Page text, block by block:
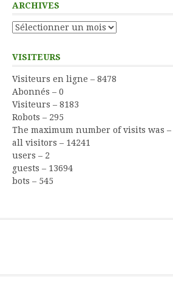
ARCHIVES
Archives
VISITEURS
Visiteurs en ligne – 8478
Abonnés – 0
Visiteurs – 8183
Robots – 295
The maximum number of visits was –
all visitors – 14241
users – 2
guests – 13694
bots – 545